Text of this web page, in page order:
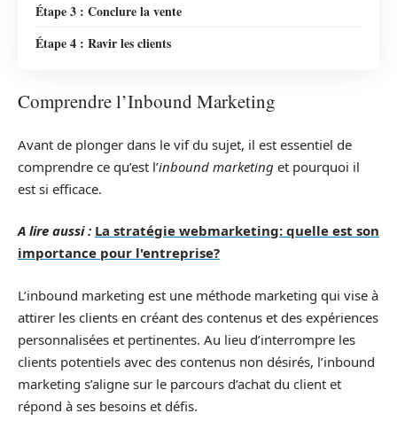
Étape 3 : Conclure la vente
Étape 4 : Ravir les clients
Comprendre l’Inbound Marketing
Avant de plonger dans le vif du sujet, il est essentiel de
comprendre ce qu’est l’inbound marketing et pourquoi il
est si efficace.
A lire aussi : La stratégie webmarketing: quelle est son
importance pour l'entreprise?
L’inbound marketing est une méthode marketing qui vise à
attirer les clients en créant des contenus et des expériences
personnalisées et pertinentes. Au lieu d’interrompre les
clients potentiels avec des contenus non désirés, l’inbound
marketing s’aligne sur le parcours d’achat du client et
répond à ses besoins et défis.